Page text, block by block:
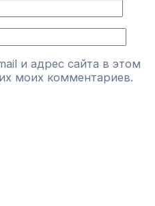
и адрес сайта в этом
моих комментариев.